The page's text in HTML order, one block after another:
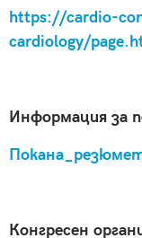
https://cardio-
cardiology/
Информация за
Конгресен